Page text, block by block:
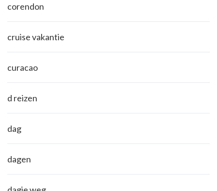
corendon
cruise vakantie
curacao
d reizen
dag
dagen